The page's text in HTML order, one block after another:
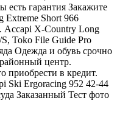
есть гарантия Закажите
Extreme Short 966
Accapi X-Country Long
Toko File Guide Pro
Одежда и обувь срочно
центр.
приобрести в кредит.
Ski Ergoracing 952 42-44
Заказанный Тест фото